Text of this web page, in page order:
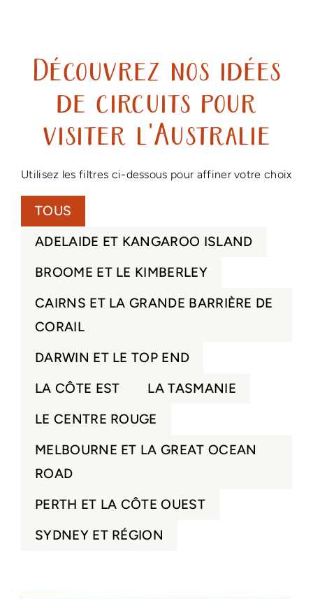
Découvrez nos idées
de circuits pour
visiter l'Australie
TOUS
ADELAIDE ET KANGAROO ISLAND
BROOME ET LE KIMBERLEY
CAIRNS ET LA GRANDE BARRIÈRE DE
CORAIL
DARWIN ET LE TOP END
LA CÔTE EST
LA TASMANIE
LE CENTRE ROUGE
MELBOURNE ET LA GREAT OCEAN
ROAD
PERTH ET LA CÔTE OUEST
SYDNEY ET RÉGION
Utilisez les filtres ci-dessous pour affiner votre choix